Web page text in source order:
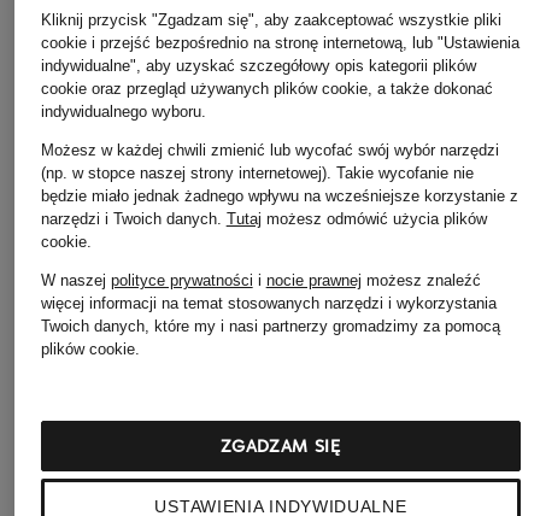
125 zł RELAXED
179 zł
serii PURE CHIC
299 zł
TIFFANY & Co.
Pierścionki TIFFANY & Co.
Płaszcze puchowe Marc
Kliknij przycisk "Zgadzam się", aby zaakceptować wszystkie pliki
cookie i przejść bezpośrednio na stronę internetową, lub "Ustawienia
indywidualne", aby uzyskać szczegółowy opis kategorii plików
cookie oraz przegląd używanych plików cookie, a także dokonać
indywidualnego wyboru.
Możesz w każdej chwili zmienić lub wycofać swój wybór narzędzi
(np. w stopce naszej strony internetowej). Takie wycofanie nie
będzie miało jednak żadnego wpływu na wcześniejsze korzystanie z
narzędzi i Twoich danych. Tutaj możesz odmówić użycia plików
cookie.
W naszej polityce prywatności i nocie prawnej możesz znaleźć
więcej informacji na temat stosowanych narzędzi i wykorzystania
Twoich danych, które my i nasi partnerzy gromadzimy za pomocą
plików cookie.
USTAWIENIA INDYWIDUALNE
ZGADZAM SIĘ